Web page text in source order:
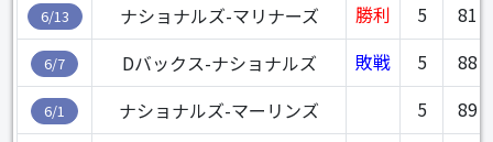
6/13 ナショナルズ-マリナーズ 勝利 5 81
6/7 Dバックス-ナショナルズ 敗戦 5 88
6/1 ナショナルズ-マーリンズ 5 89